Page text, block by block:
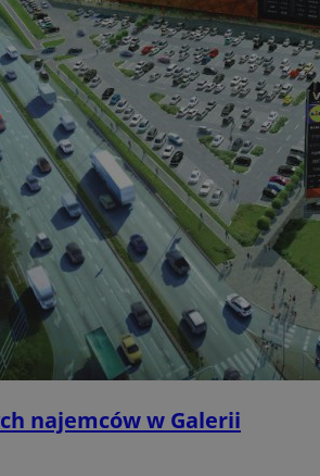
najemców w Galerii